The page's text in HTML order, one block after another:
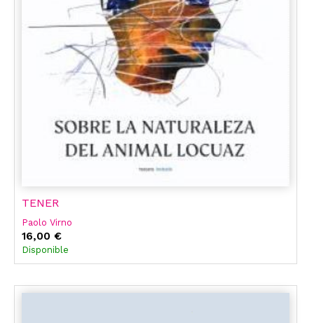
TENER
Paolo Virno
16,00 €
Disponible